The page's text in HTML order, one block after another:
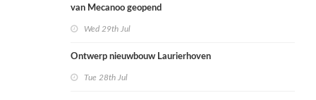
van Mecanoo geopend
Wed 29th Jul
Ontwerp nieuwbouw Laurierhoven
Tue 28th Jul